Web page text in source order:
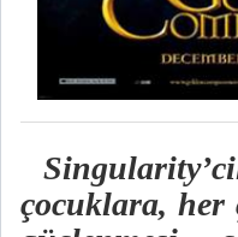
çocuklara, her